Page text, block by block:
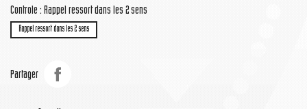
Controle : Rappel ressort dans les 2 sens
Rappel ressort dans les 2 sens
Partager